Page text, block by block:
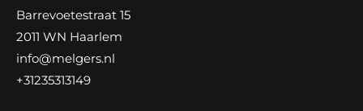
Barrevoetestraat 15
2011 WN Haarlem
info@melgers.nl
+31235313149